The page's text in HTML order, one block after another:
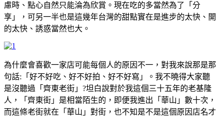
慮時、點心自然只能淪為欣賞。現在吃的多當然為了「分
享」，可另一半也是這幾年台灣的甜點實在是進步的太快、開
的太快、誘惑當然也大。
為什麼會喜歡一家店可能每個人的原因不一，對我來說那是那
句話:「好不好吃、好不好拍、好不好寫」。我不曉得大家聽
是沒聽過「齊東老街」?坦白說對於我這個三十五年的老基隆
人，「齊東街」是相當陌生的，即便我進出「華山」數十次，
而這條老街就在「華山」對街，也不知是不是這個原因店名才